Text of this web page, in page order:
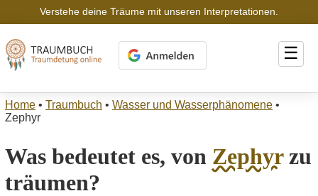
Verstehe deine Träume mit unseren Interpretationen.
☰
Home • Traumbuch • Wasser und Wasserphänomene •
Zephyr
Was bedeutet es, von Zephyrzu
träumen?